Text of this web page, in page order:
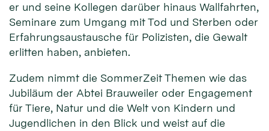
er und seine Kollegen darüber hinaus Wallfahrten,
Seminare zum Umgang mit Tod und Sterben oder
Erfahrungsaustausche für Polizisten, die Gewalt
erlitten haben, anbieten.
Zudem nimmt die SommerZeit Themen wie das
Jubiläum der Abtei Brauweiler oder Engagement
für Tiere, Natur und die Welt von Kindern und
Jugendlichen in den Blick und weist auf die